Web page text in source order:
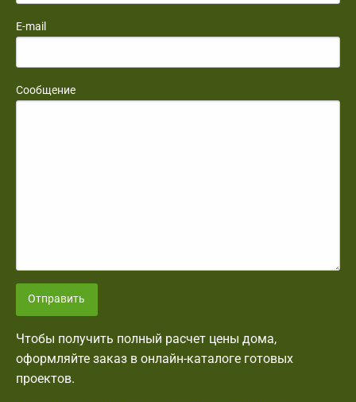
E-mail
Сообщение
Отправить
Чтобы получить полный расчет цены дома,
оформляйте заказ в онлайн-каталоге готовых
проектов.